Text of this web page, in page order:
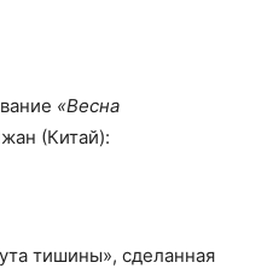
«Весна
(Китай):
тишины», сделанная